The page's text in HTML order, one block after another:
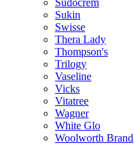
Sudocrem
Sukin
Swisse
Thera Lady
Thompson's
Trilogy
Vaseline
Vicks
Vitatree
Wagner
White Glo
Woolworth Brand